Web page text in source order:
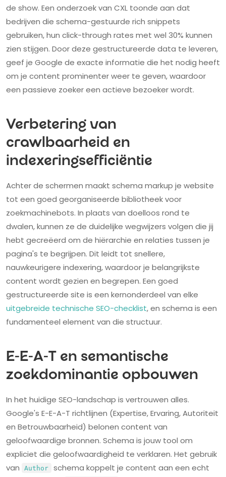
de show. Een onderzoek van CXL toonde aan dat
bedrijven die schema-gestuurde rich snippets
gebruiken, hun click-through rates met wel 30% kunnen
zien stijgen. Door deze gestructureerde data te leveren,
geef je Google de exacte informatie die het nodig heeft
om je content prominenter weer te geven, waardoor
een passieve zoeker een actieve bezoeker wordt.
Verbetering van
crawlbaarheid en
indexeringsefficiëntie
Achter de schermen maakt schema markup je website
tot een goed georganiseerde bibliotheek voor
zoekmachinebots. In plaats van doelloos rond te
dwalen, kunnen ze de duidelijke wegwijzers volgen die jij
hebt gecreëerd om de hiërarchie en relaties tussen je
pagina's te begrijpen. Dit leidt tot snellere,
nauwkeurigere indexering, waardoor je belangrijkste
content wordt gezien en begrepen. Een goed
gestructureerde site is een kernonderdeel van elke
uitgebreide technische SEO-checklist, en schema is een
fundamenteel element van die structuur.
E-E-A-T en semantische
zoekdominantie opbouwen
In het huidige SEO-landschap is vertrouwen alles.
Google's E-E-A-T richtlijnen (Expertise, Ervaring, Autoriteit
en Betrouwbaarheid) belonen content van
geloofwaardige bronnen. Schema is jouw tool om
expliciet die geloofwaardigheid te verklaren. Het gebruik
van
Author
schema koppelt je content aan een echt